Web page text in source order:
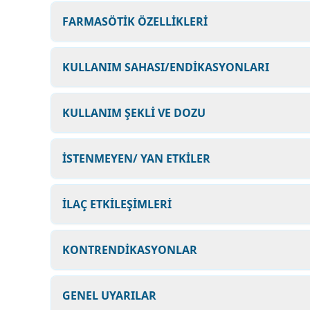
FARMASÖTİK ÖZELLİKLERİ
KULLANIM SAHASI/ENDİKASYONLARI
KULLANIM ŞEKLİ VE DOZU
İSTENMEYEN/ YAN ETKİLER
İLAÇ ETKİLEŞİMLERİ
KONTRENDİKASYONLAR
GENEL UYARILAR